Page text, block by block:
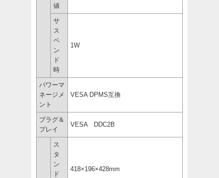
値
サ
ス
ペ
ン
ド
時
1W
パワーマ
ネージメ
ント
VESA DPMS互換
プラグ＆
プレイ
VESA DDC2B
ス
タ
ン
ド
418×196×428mm